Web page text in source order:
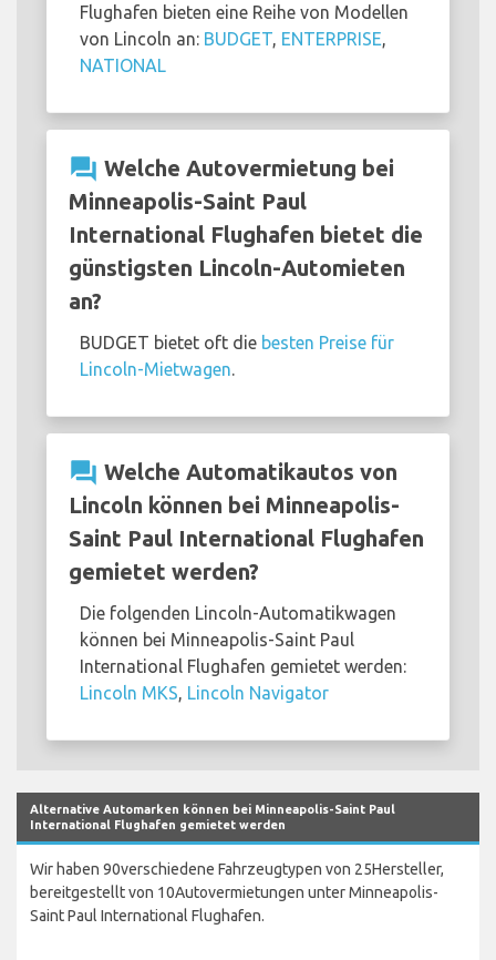
Flughafen bieten eine Reihe von Modellen
von Lincoln an: BUDGET ENTERPRISE
NATIONAL
question_answer Welche Autovermietung bei
Minneapolis-Saint Paul
International Flughafen bietet die
günstigsten Lincoln-Automieten
an?
BUDGET bietet oft die besten Preise für
Lincoln-Mietwagen
question_answer Welche Automatikautos von
Lincoln können bei Minneapolis-
Saint Paul International Flughafen
gemietet werden?
Die folgenden Lincoln-Automatikwagen
können bei Minneapolis-Saint Paul
International Flughafen gemietet werden:
Lincoln MKS Lincoln Navigator
Alternative Automarken können bei Minneapolis-Saint Paul
International Flughafen gemietet werden
Wir haben 90verschiedene Fahrzeugtypen von 25Hersteller,
bereitgestellt von 10Autovermietungen unter Minneapolis-
Saint Paul International Flughafen.